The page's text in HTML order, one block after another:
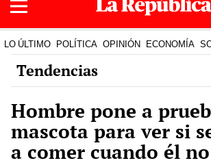
LO ÚLTIMO POLÍTICA OPINIÓN ECONOMÍA
Tendencias
Hombre pone a
mascota para ver si
a comer cuando él